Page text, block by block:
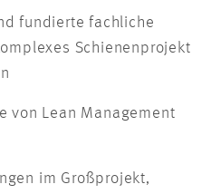
fundierte fachliche
Schienenprojekt
von Lean Management
im Großprojekt,